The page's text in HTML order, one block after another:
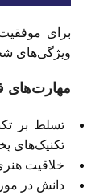
برای
ویژگی‌های
مهارت‌های
تسلط بر
تکنیک‌های
خلاقیت
دانش در